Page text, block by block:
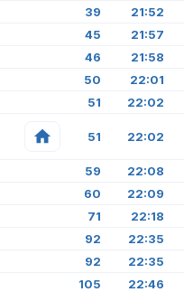
39 21:52
45 21:57
46 21:58
50 22:01
51 22:02
51 22:02
59 22:08
60 22:09
71 22:18
92 22:35
92 22:35
105 22:46